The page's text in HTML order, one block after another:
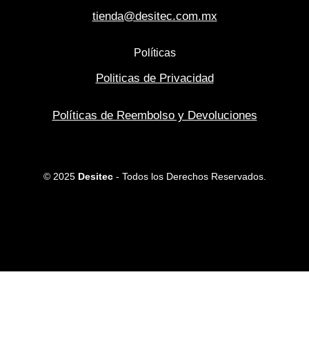
tienda@desitec.com.mx
Políticas
Politicas de Privacidad
Políticas de Reembolso y Devoluciones
© 2025 Desitec- Todos los Derechos Reservados.